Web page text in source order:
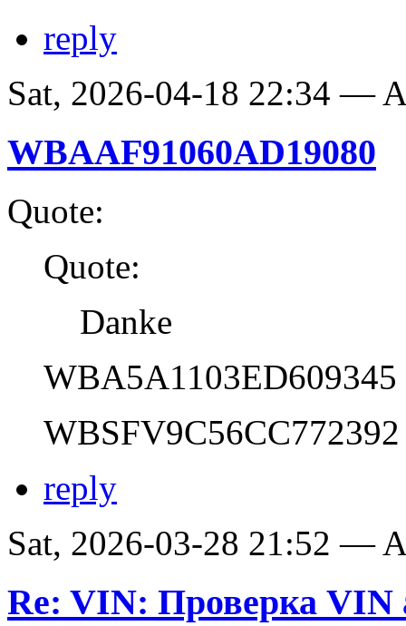
reply
Sat, 2026-04-18 22:34 —
WBAAF91060AD19080
Quote:
Quote:
Danke
WBA5A1103ED609345
WBSFV9C56CC772392
reply
Sat, 2026-03-28 21:52 —
Re: VIN: Проверка VIN